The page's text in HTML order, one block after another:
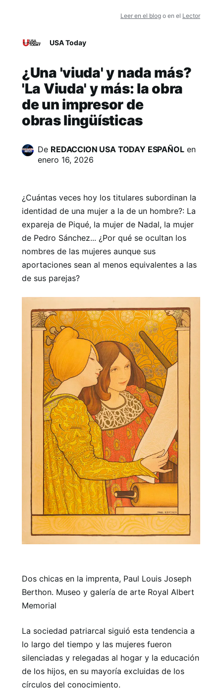
Leer en el blog o en el Lector
USA Today
¿Una 'viuda' y nada más?
'La Viuda' y más: la obra
de un impresor de
obras lingüísticas
De REDACCION USA TODAY ESPAÑOLen
enero 16, 2026
¿Cuántas veces hoy los titulares subordinan la
identidad de una mujer a la de un hombre?: La
expareja de Piqué, la mujer de Nadal, la mujer
de Pedro Sánchez... ¿Por qué se ocultan los
nombres de las mujeres aunque sus
aportaciones sean al menos equivalentes a las
de sus parejas?
Dos chicas en la imprenta, Paul Louis Joseph
Berthon. Museo y galería de arte Royal Albert
Memorial
La sociedad patriarcal siguió esta tendencia a
lo largo del tiempo y las mujeres fueron
silenciadas y relegadas al hogar y la educación
de los hijos, en su mayoría excluidas de los
círculos del conocimiento.